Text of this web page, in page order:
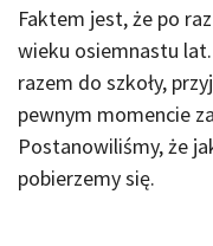
Faktem jest, że po
wieku osiemnastu
razem do szkoły,
pewnym momencie
Postanowiliśmy, że
pobierzemy się.